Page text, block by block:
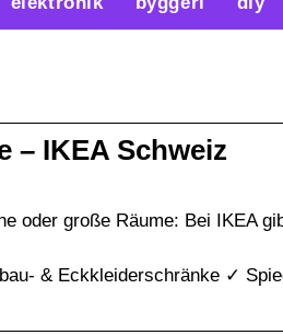
– IKEA Schweiz
oder große Räume: Bei IKEA
& Eckkleiderschränke ✓